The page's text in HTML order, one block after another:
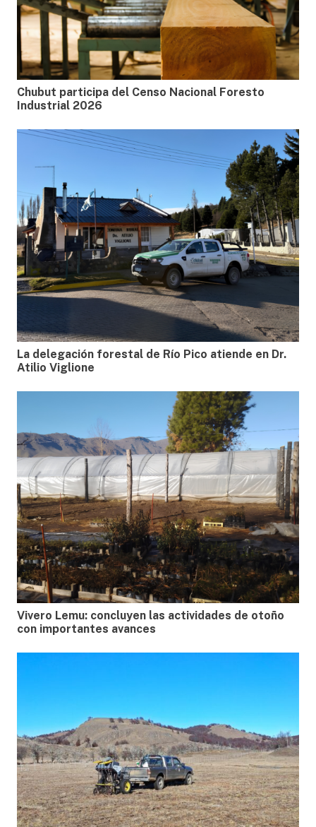
Chubut participa del Censo Nacional Foresto
Industrial 2026
La delegación forestal de Río Pico atiende en Dr.
Atilio Viglione
Vivero Lemu: concluyen las actividades de otoño
con importantes avances